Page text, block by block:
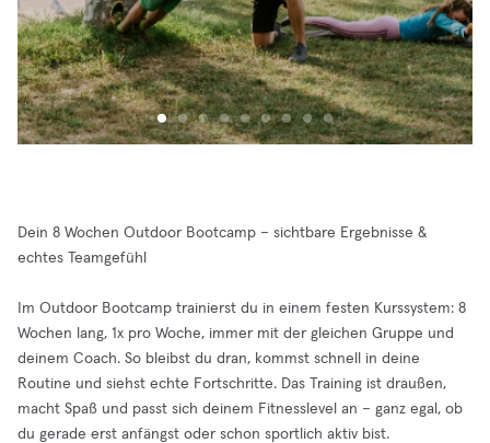
Dein 8 Wochen Outdoor Bootcamp – sichtbare Ergebnisse &
echtes Teamgefühl
Im Outdoor Bootcamp trainierst du in einem festen Kurssystem: 8
Wochen lang, 1x pro Woche, immer mit der gleichen Gruppe und
deinem Coach. So bleibst du dran, kommst schnell in deine
Routine und siehst echte Fortschritte. Das Training ist draußen,
macht Spaß und passt sich deinem Fitnesslevel an – ganz egal, ob
du gerade erst anfängst oder schon sportlich aktiv bist.